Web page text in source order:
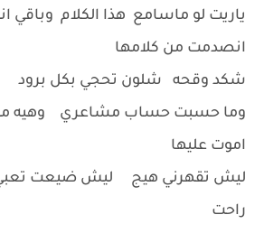
ياريت لو ماسامع هذا الكلام وباقي
انصدمت من كلامها
شكد وقحه شلون تحجي بكل برود
وما حسبت حساب مشاعري وهيه
اموت عليها
ليش تقهرني هيج ليش ضيعت تعبي
راحت